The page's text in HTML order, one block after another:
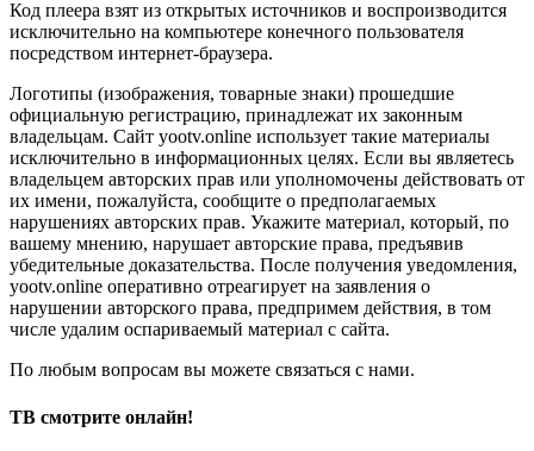
Код плеера взят из открытых источников и воспроизводится
исключительно на компьютере конечного пользователя
посредством интернет-браузера.
Логотипы (изображения, товарные знаки) прошедшие
официальную регистрацию, принадлежат их законным
владельцам. Сайт yootv.online использует такие материалы
исключительно в информационных целях. Если вы являетесь
владельцем авторских прав или уполномочены действовать от
их имени, пожалуйста, сообщите о предполагаемых
нарушениях авторских прав. Укажите материал, который, по
вашему мнению, нарушает авторские права, предъявив
убедительные доказательства. После получения уведомления,
yootv.online оперативно отреагирует на заявления о
нарушении авторского права, предпримем действия, в том
числе удалим оспариваемый материал с сайта.
По любым вопросам вы можете связаться с нами.
ТВ смотрите онлайн!